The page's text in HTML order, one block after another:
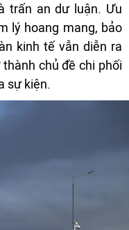
trấn an dư luận. Ưu
lý hoang mang, bảo
kinh tế vẫn diễn ra
chủ đề chi phối
sự kiện.